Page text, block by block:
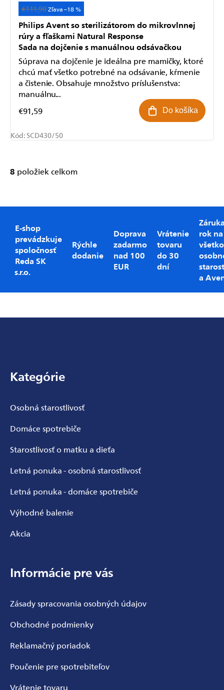
Akcia
€111,90 –18 %
Philips Avent so sterilizátorom do mikrovlnnej
rúry a fľaškami Natural Response
Sada na dojčenie s manuálnou odsávačkou
€91,59 Do košíka
Súprava na dojčenie je ideálna pre mamičky, ktoré
chcú mať všetko potrebné na odsávanie, kŕmenie
a čistenie. Obsahuje množstvo príslušenstva:
manuálnu...
Kód:SCD430/50
Ovládacie
8 položiek celkom
E-shop
prevádzkuje
spoločnosť
Reda SK
s.r.o.
Rýchle
dodanie
Doprava
zadarmo
nad 100
EUR
Vrátenie
tovaru
do 30
dní
rok na
a
Zápätie
Kategórie
Osobná starostlivosť
Domáce spotrebiče
Starostlivosť o matku a dieťa
Letná ponuka - osobná starostlivosť
Letná ponuka - domáce spotrebiče
Výhodné balenie
Akcia
Informácie pre vás
Zásady spracovania osobných údajov
Obchodné podmienky
Reklamačný poriadok
Poučenie pre spotrebiteľov
Vrátenie tovaru